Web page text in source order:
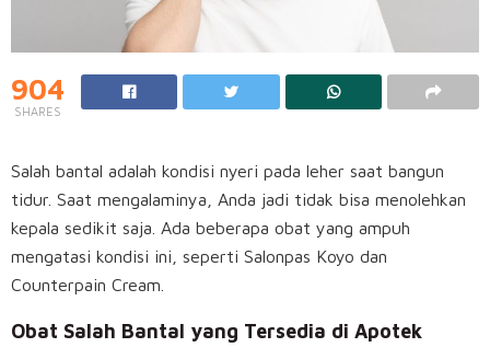
904
SHARES
Salah bantal adalah kondisi nyeri pada leher saat bangun
tidur. Saat mengalaminya, Anda jadi tidak bisa menolehkan
kepala sedikit saja. Ada beberapa obat yang ampuh
mengatasi kondisi ini, seperti Salonpas Koyo dan
Counterpain Cream.
Obat Salah Bantal yang Tersedia di Apotek